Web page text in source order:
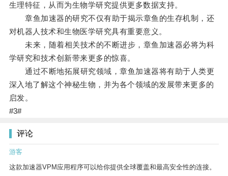
生理特征，从而为生物学研究提供更多数据支持。
章鱼加速器的研究不仅有助于揭示章鱼的生存机制，还
对机器人技术和生物医学研究具有重要意义。
未来，随着相关技术的不断进步，章鱼加速器必将为科
学研究和技术创新带来更多的惊喜。
通过不断地拓展研究领域，章鱼加速器将有助于人类更
深入地了解这个神秘生物，并为各个领域的发展带来更多的
启发。
#3#
评论
游客
这款加速器VPM应用程序可以给你提供全球覆盖和最高安全性的连接。